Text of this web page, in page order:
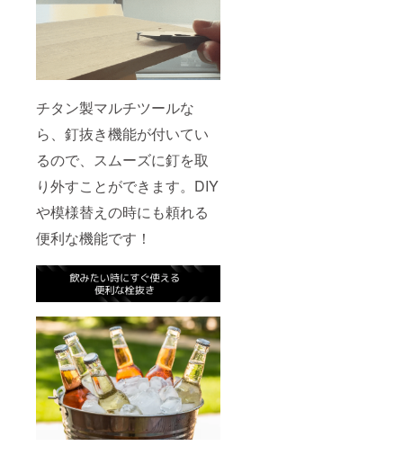
チタン製マルチツールな
ら、釘抜き機能が付いてい
るので、スムーズに釘を取
り外すことができます。DIY
や模様替えの時にも頼れる
便利な機能です！